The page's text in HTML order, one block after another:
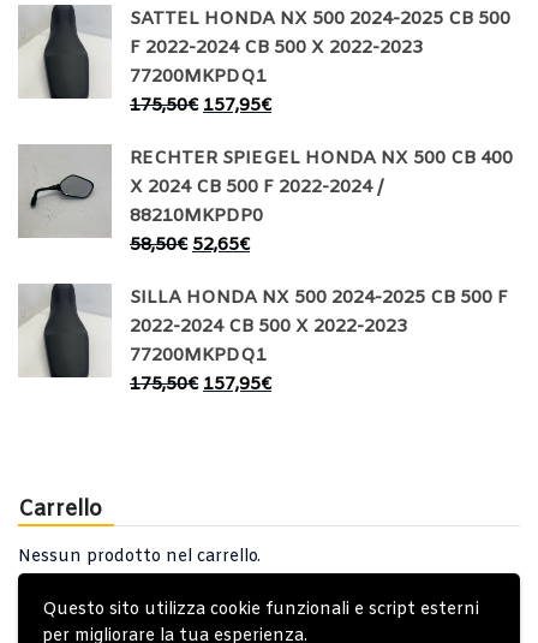
Questo sito utilizza cookie funzionali e script esterni
per migliorare la tua esperienza.
SATTEL HONDA NX 500 2024-2025 CB 500
F 2022-2024 CB 500 X 2022-2023
77200MKPDQ1
175,50€ 157,95€
RECHTER SPIEGEL HONDA NX 500 CB 400
X 2024 CB 500 F 2022-2024 /
88210MKPDP0
58,50€ 52,65€
SILLA HONDA NX 500 2024-2025 CB 500 F
2022-2024 CB 500 X 2022-2023
77200MKPDQ1
175,50€ 157,95€
Carrello
Nessun prodotto nel carrello.